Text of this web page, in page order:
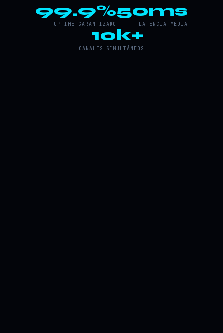
99.9%
UPTIME GARANTIZADO
50ms
LATENCIA MEDIA
10k+
CANALES SIMULTÁNEOS